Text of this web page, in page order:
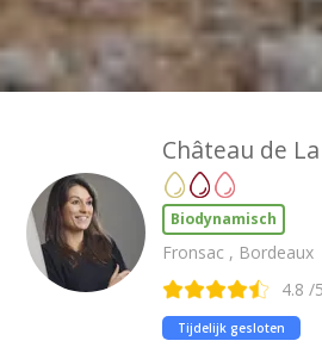
Château de
Biodynamisch
Fronsac , Bordeaux
4.8 /5
Tijdelijk gesloten